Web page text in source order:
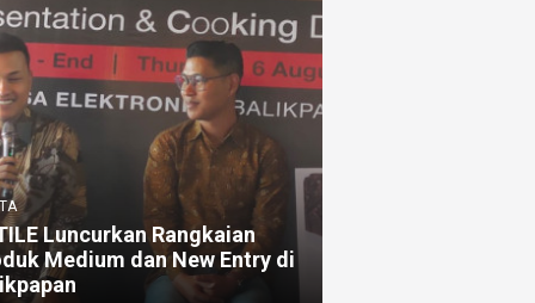
Luncurkan Rangkaian
Medium dan New Entry di